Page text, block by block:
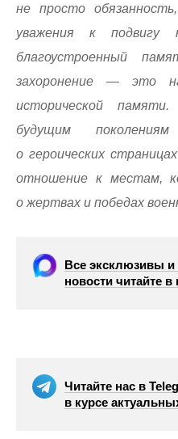
не просто
уважения к подвигу
благоустроенный
захоронение — это
исторической
будущим
о героических
отношение к местам,
о жертвах и победах
Все эксклюзивы
новости читайте
Читайте нас в
в курсе